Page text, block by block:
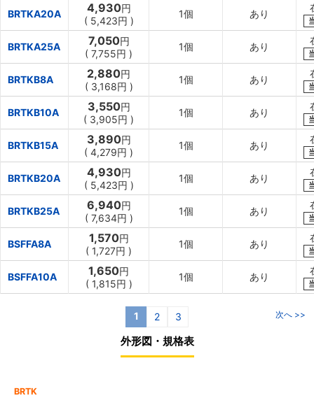
BRTKA20A 4,930円
( 5,423円 )
1個 あり
BRTKA25A 7,050円
( 7,755円 )
1個 あり
BRTKB8A 2,880円
( 3,168円 )
1個 あり
BRTKB10A 3,550円
( 3,905円 )
1個 あり
BRTKB15A 3,890円
( 4,279円 )
1個 あり
BRTKB20A 4,930円
( 5,423円 )
1個 あり
BRTKB25A 6,940円
( 7,634円 )
1個 あり
BSFFA8A 1,570円
( 1,727円 )
1個 あり
BSFFA10A 1,650円
( 1,815円 )
1個 あり
1 2 3 次へ >>
外形図・規格表
BRTK